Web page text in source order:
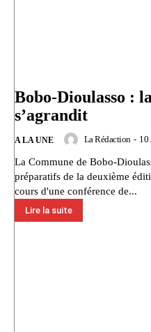
Bobo-Dioulasso :
s’agrandit
A LA UNE La Rédaction - 10
La Commune de Bobo-
préparatifs de la deuxième
cours d'une conférence de...
Lire la suite